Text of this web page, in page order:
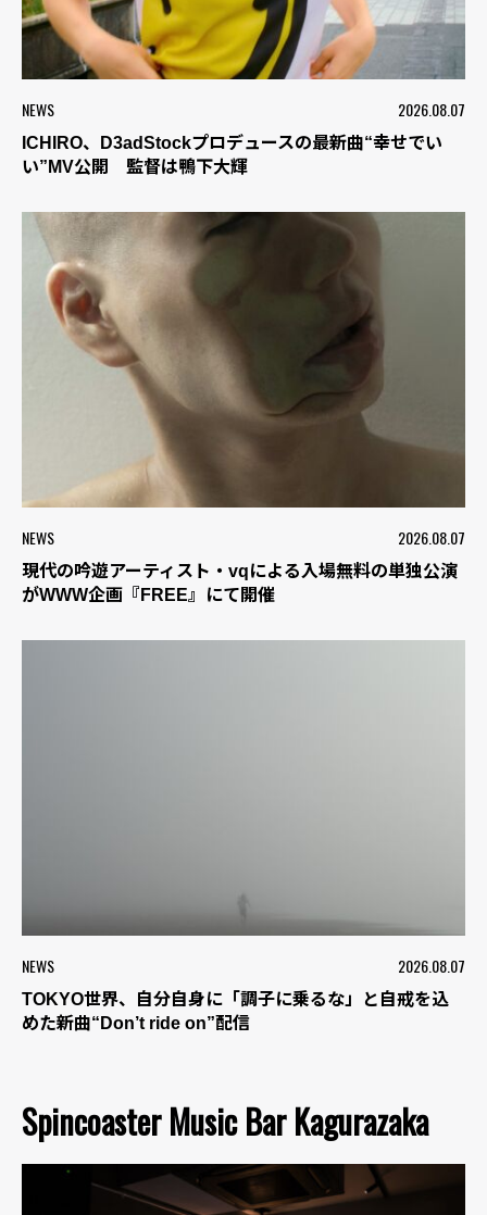
NEWS 2026.08.07
ICHIRO、D3adStockプロデュースの最新曲“幸せでい
い”MV公開 監督は鴨下大輝
NEWS 2026.08.07
現代の吟遊アーティスト・vqによる入場無料の単独公演
がWWW企画『FREE』にて開催
NEWS 2026.08.07
TOKYO世界、自分自身に「調子に乗るな」と自戒を込
めた新曲“Don’t ride on”配信
Spincoaster Music Bar Kagurazaka